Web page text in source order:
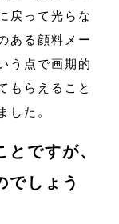
戻って光らな
ある顔料メー
う点で画期的
もらえること
した。
ですが、
でしょう